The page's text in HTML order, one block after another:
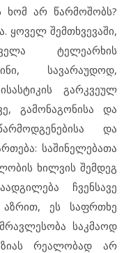
ხომ არ წარმოშობს?
ყოველ შემთხვევაში,
ტელეარხის
სავარაუდოდ,
გარკვეულ
გამონაგონისა და
და
საშინელებათა
ხილვის შემდეგ
ჩვენსავე
აზრით, ეს საფრთხე
საკმაოდ
რეალობად არ